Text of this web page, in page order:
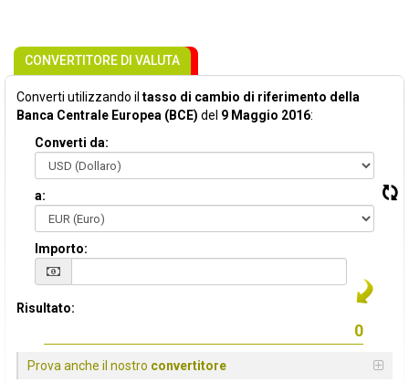
CONVERTITORE DI VALUTA
Converti utilizzando il tasso di cambio di riferimento della
Banca Centrale Europea (BCE) del 9 Maggio 2016:
Converti da:
a:
Importo:
Risultato:
Prova anche il nostro convertitore